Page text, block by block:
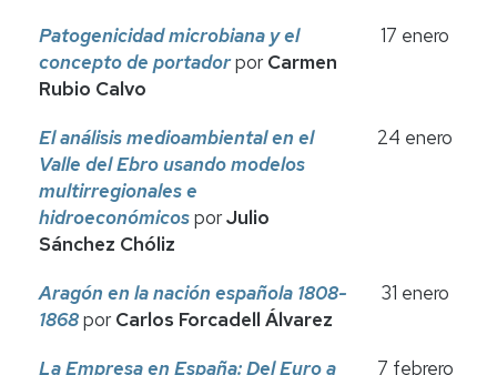
Patogenicidad microbiana y el
concepto de portadorpor Carmen
Rubio Calvo
17 enero
El análisis medioambiental en el
Valle del Ebro usandomodelos
multirregionales e
hidroeconómicosporJulio
Sánchez Chóliz
24 enero
Aragón en la nación española 1808-
1868por Carlos Forcadell Álvarez
31 enero
La Empresa en España: Del Euro a 7 febrero